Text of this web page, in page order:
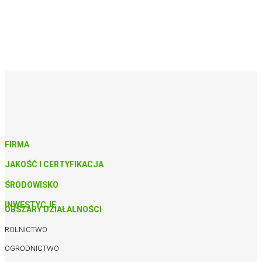
FIRMA
JAKOŚĆ I CERTYFIKACJA
ŚRODOWISKO
INWESTYCJE
OBSZARY DZIAŁALNOŚCI
ROLNICTWO
OGRODNICTWO